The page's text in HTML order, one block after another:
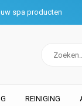
spa producten
REINIGING